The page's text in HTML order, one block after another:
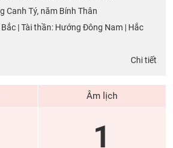
Canh Tý, năm Bính Thân
| Tài thần: Hướng Đông Nam | Hắc
Chi tiết
Âm lịch
1